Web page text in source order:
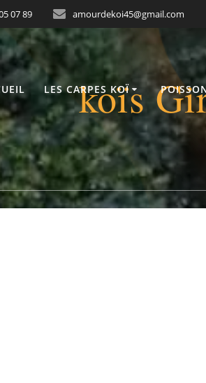
07 89 amourdekoi45@gmail.com
LES CARPES KOÏ
koïs